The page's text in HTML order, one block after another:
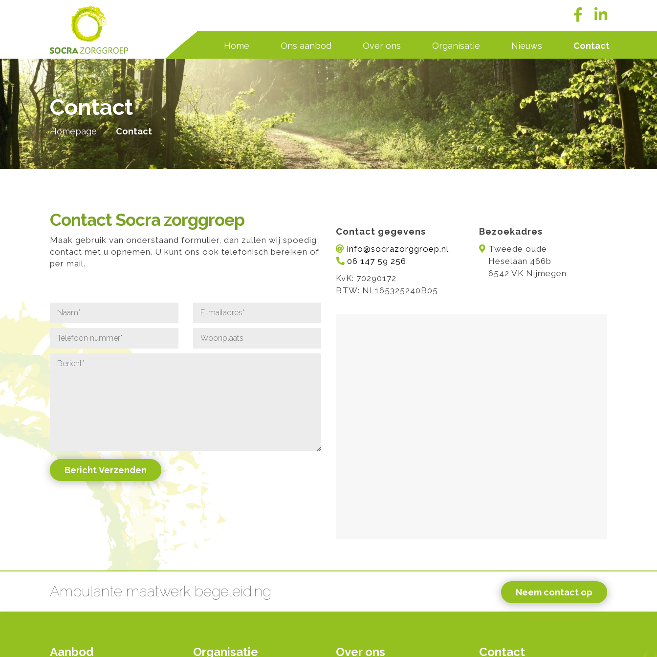
Home Ons aanbod Over ons Organisatie Nieuws Contact
Contact
Homepage > Contact
Contact Socra zorggroep
Maak gebruik van onderstaand formulier, dan zullen wij spoedig
contact met u opnemen. U kunt ons ook telefonisch bereiken of
per mail.
Contact gegevens
info@socrazorggroep.nl
06 147 59 256
KvK: 70290172
BTW: NL165325240B05
Bezoekadres
Tweede oude
Heselaan 466b
6542 VK Nijmegen
Ambulante maatwerk begeleiding Neem contact op
Aanbod Organisatie Over ons Contact